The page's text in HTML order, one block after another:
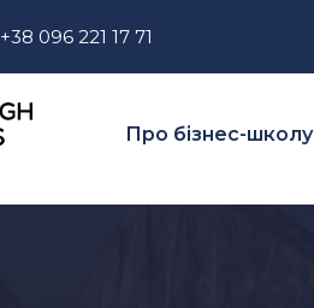
+38 096 221 17 71
Про бізнес-школу